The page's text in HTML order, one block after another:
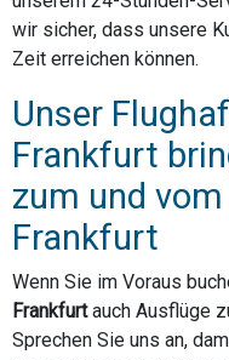
wir sicher, dass unsere
Zeit erreichen können.
Unser
Frankfurt
zum und
Frankfurt
Wenn Sie im Voraus
Frankfurtauch Ausflüge
Sprechen Sie uns an,